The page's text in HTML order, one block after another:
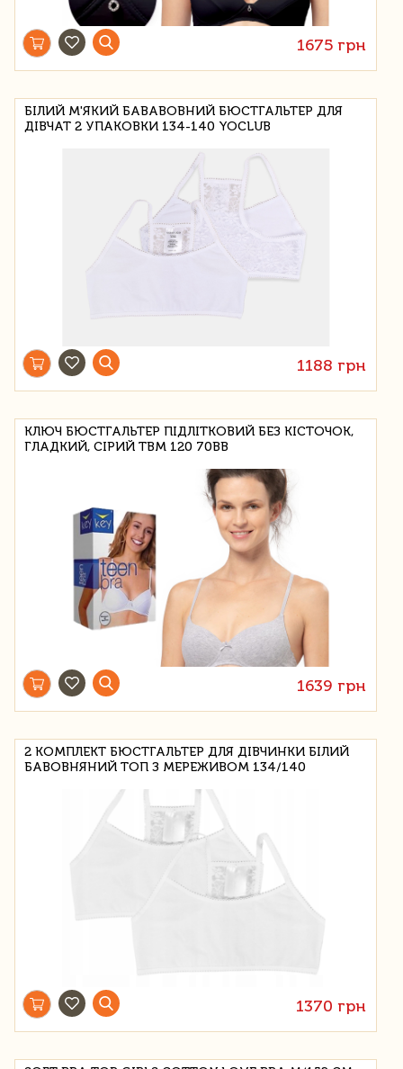
1675 грн
БІЛИЙ М'ЯКИЙ БАВАВОВНИЙ БЮСТГАЛЬТЕР ДЛЯ
ДІВЧАТ 2 УПАКОВКИ 134-140 YOCLUB
1188 грн
КЛЮЧ БЮСТГАЛЬТЕР ПІДЛІТКОВИЙ БЕЗ КІСТОЧОК,
ГЛАДКИЙ, СІРИЙ TBM 120 70BB
1639 грн
2 КОМПЛЕКТ БЮСТГАЛЬТЕР ДЛЯ ДІВЧИНКИ БІЛИЙ
БАВОВНЯНИЙ ТОП З МЕРЕЖИВОМ 134/140
1370 грн